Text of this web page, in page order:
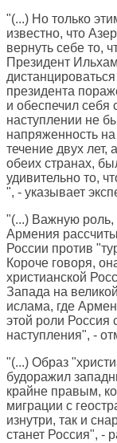
"(...) Но только
известно, что
вернуть себе то,
Президент
президента
и обеспечил себя
наступлении не
напряженность
течение двух
обеих странах,
удивительно то,
", - указывает
"(...) Важную роль,
Армения
России против
Короче говоря,
христианской
Запада на
ислама, где
этой роли Россия
наступления", -
"(...) Образ
будоражил
крайне правым,
миграции с
изнутри, так и
станет Россия", -